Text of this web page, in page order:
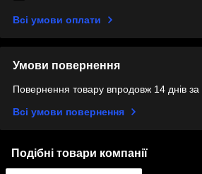
Всі умови оплати
Умови повернення
Повернення товару впродовж 14 днів за
Всі умови повернення
Подібні товари компанії